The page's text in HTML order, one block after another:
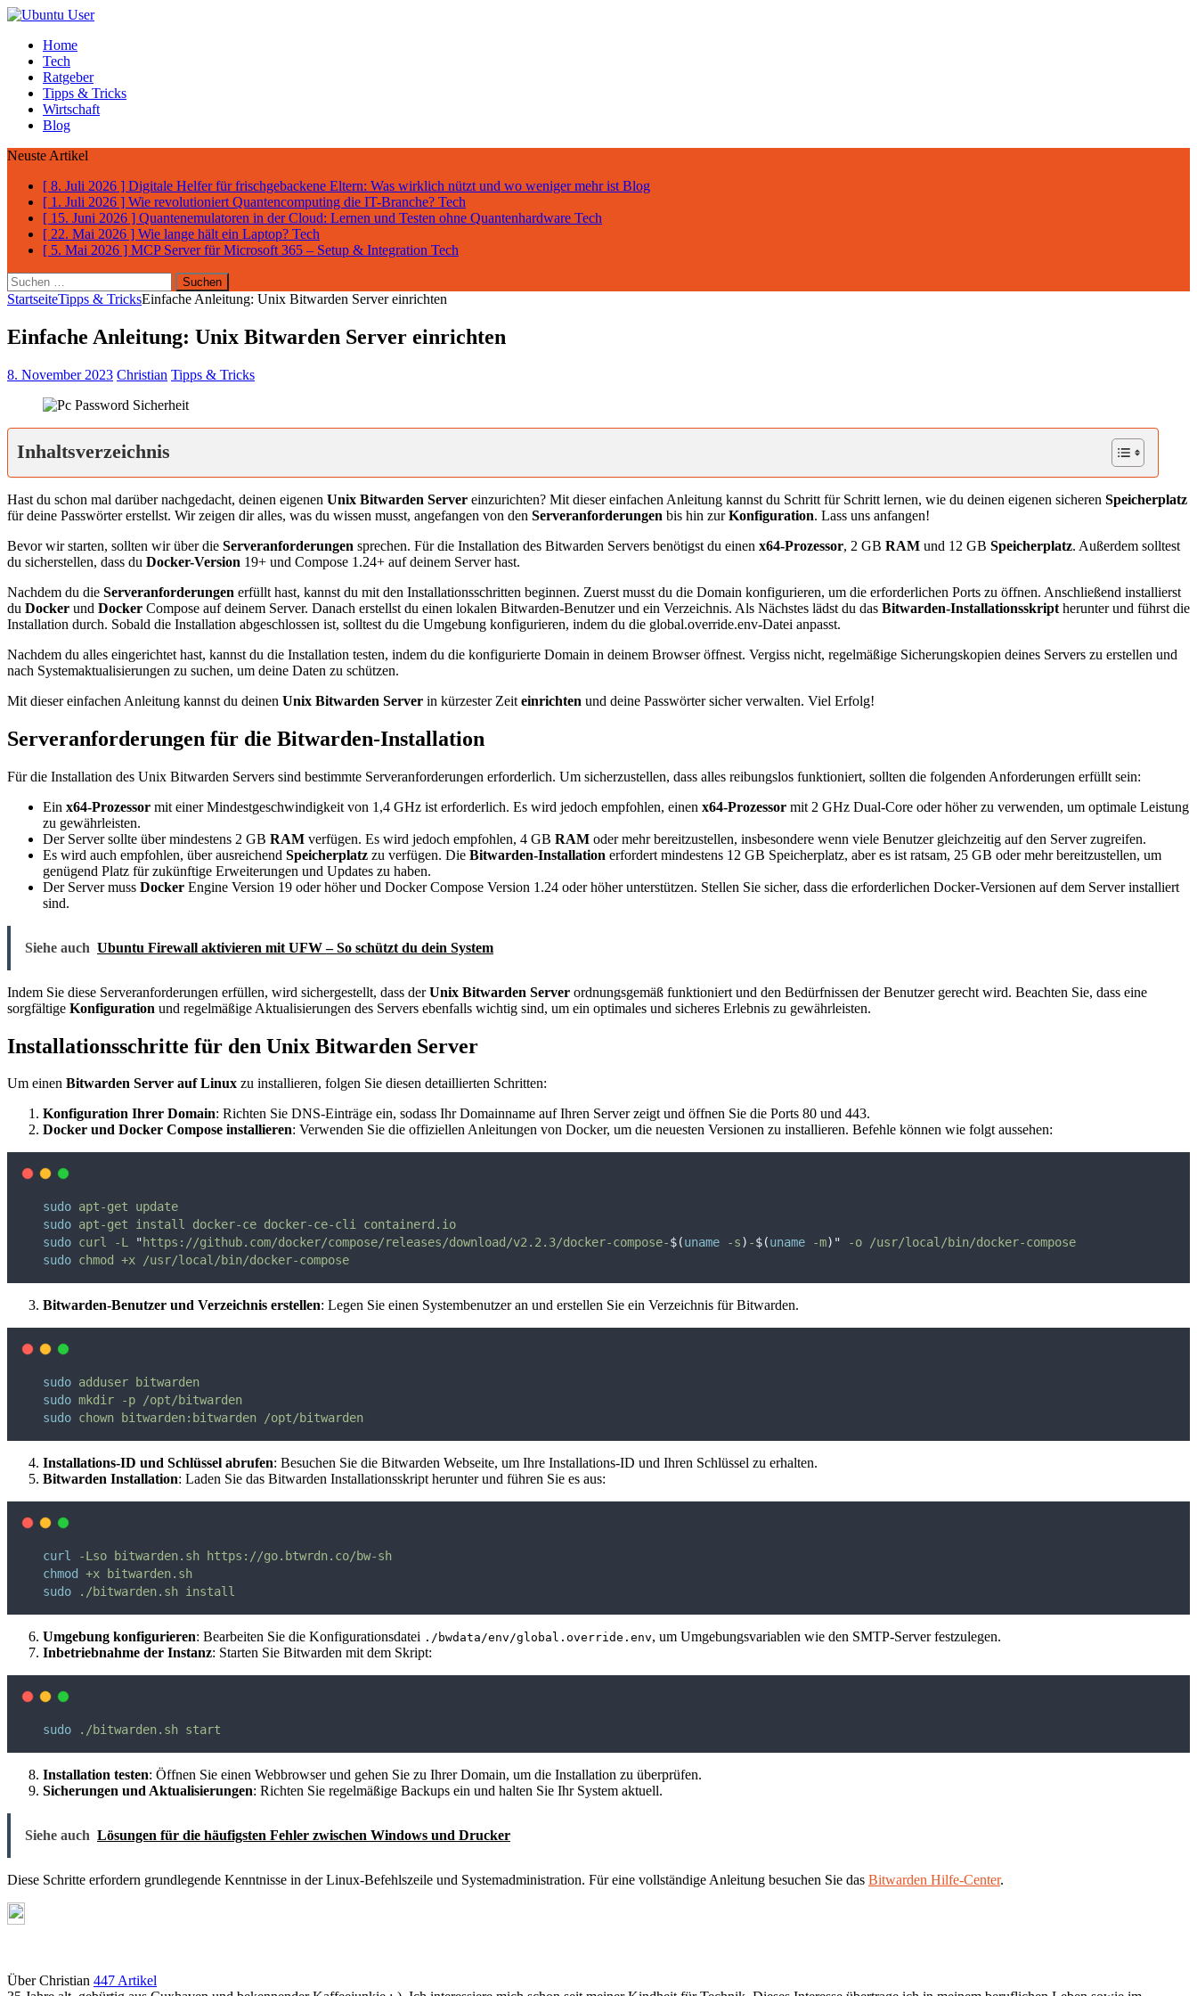
Home
Tech
Ratgeber
Tipps & Tricks
Wirtschaft
Blog
Neuste Artikel
[ 8. Juli 2026 ] Digitale Helfer für frischgebackene Eltern: Was wirklich nützt und wo weniger mehr ist Blog
[ 1. Juli 2026 ] Wie revolutioniert Quantencomputing die IT-Branche? Tech
[ 15. Juni 2026 ] Quantenemulatoren in der Cloud: Lernen und Testen ohne Quantenhardware Tech
[ 22. Mai 2026 ] Wie lange hält ein Laptop? Tech
[ 5. Mai 2026 ] MCP Server für Microsoft 365 – Setup & Integration Tech
Suchen
nach:
StartseiteTipps & TricksEinfache Anleitung: Unix Bitwarden Server einrichten
Einfache Anleitung: Unix Bitwarden Server einrichten
8. November 2023 Christian Tipps & Tricks
Inhaltsverzeichnis
Hast du schon mal darüber nachgedacht, deinen eigenen Unix Bitwarden Server einzurichten? Mit dieser einfachen Anleitung kannst du Schritt für Schritt lernen, wie du deinen eigenen sicheren Speicherplatz
für deine Passwörter erstellst. Wir zeigen dir alles, was du wissen musst, angefangen von den Serveranforderungen bis hin zurKonfiguration. Lass uns anfangen!
Bevor wir starten, sollten wir über die Serveranforderungen sprechen. Für die Installation des Bitwarden Servers benötigst du einen x64-Prozessor, 2 GB RAM und 12 GB Speicherplatz. Außerdem solltest
du sicherstellen, dass du Docker-Version 19+ und Compose 1.24+ auf deinem Server hast.
Nachdem du die Serveranforderungen erfüllt hast, kannst du mit den Installationsschritten beginnen. Zuerst musst du die Domain konfigurieren, um die erforderlichen Ports zu öffnen. Anschließend installierst
du Docker und Docker Compose auf deinem Server. Danach erstellst du einen lokalen Bitwarden-Benutzer und ein Verzeichnis. Als Nächstes lädst du das Bitwarden-Installationsskript herunter und führst die
Installation durch. Sobald die Installation abgeschlossen ist, solltest du die Umgebung konfigurieren, indem du die global.override.env-Datei anpasst.
Nachdem du alles eingerichtet hast, kannst du die Installation testen, indem du die konfigurierte Domain in deinem Browser öffnest. Vergiss nicht, regelmäßige Sicherungskopien deines Servers zu erstellen und
nach Systemaktualisierungen zu suchen, um deine Daten zu schützen.
Mit dieser einfachen Anleitung kannst du deinen Unix Bitwarden Server in kürzester Zeit einrichten und deine Passwörter sicher verwalten. Viel Erfolg!
Serveranforderungen für die Bitwarden-Installation
Für die Installation des Unix Bitwarden Servers sind bestimmte Serveranforderungen erforderlich. Um sicherzustellen, dass alles reibungslos funktioniert, sollten die folgenden Anforderungen erfüllt sein:
Ein x64-Prozessor mit einer Mindestgeschwindigkeit von 1,4 GHz ist erforderlich. Es wird jedoch empfohlen, einen x64-Prozessor mit 2 GHz Dual-Core oder höher zu verwenden, um optimale Leistung
zu gewährleisten.
Der Server sollte über mindestens 2 GB RAM verfügen. Es wird jedoch empfohlen, 4 GB RAM oder mehr bereitzustellen, insbesondere wenn viele Benutzer gleichzeitig auf den Server zugreifen.
Es wird auch empfohlen, über ausreichend Speicherplatz zu verfügen. Die Bitwarden-Installation erfordert mindestens 12 GB Speicherplatz, aber es ist ratsam, 25 GB oder mehr bereitzustellen, um
genügend Platz für zukünftige Erweiterungen und Updates zu haben.
Der Server muss Docker Engine Version 19 oder höher und Docker Compose Version 1.24 oder höher unterstützen. Stellen Sie sicher, dass die erforderlichen Docker-Versionen auf dem Server installiert
sind.
Siehe auch Ubuntu Firewall aktivieren mit UFW – So schützt du dein System
Indem Sie diese Serveranforderungen erfüllen, wird sichergestellt, dass derUnix Bitwarden Server ordnungsgemäß funktioniert und den Bedürfnissen der Benutzer gerecht wird. Beachten Sie, dass eine
sorgfältige Konfiguration und regelmäßige Aktualisierungen des Servers ebenfalls wichtig sind, um ein optimales und sicheres Erlebnis zu gewährleisten.
Installationsschritte für den Unix Bitwarden Server
Um einen Bitwarden Server auf Linux zu installieren, folgen Sie diesen detaillierten Schritten:
Konfiguration Ihrer Domain: Richten Sie DNS-Einträge ein, sodass Ihr Domainname auf Ihren Server zeigt und öffnen Sie die Ports 80 und 443.
Docker und Docker Compose installieren: Verwenden Sie die offiziellen Anleitungen von Docker, um die neuesten Versionen zu installieren. Befehle können wie folgt aussehen:
sudo apt-get
update
sudo apt-get install docker-ce docker-ce-cli containerd.io
sudo curl -L "https://github.com/docker/compose/releases/download/v2.2.3/docker-compose-$(uname -s) -$(uname -m)" -o /usr/local/bin/docker-compose
sudo chmod +x /usr/local/bin/docker-compose
Bitwarden-Benutzer und Verzeichnis erstellen: Legen Sie einen Systembenutzer an und erstellen Sie ein Verzeichnis für Bitwarden.
sudo adduser
bitwarden
sudo mkdir -p /opt/bitwarden
sudo chown bitwarden:bitwarden /opt/bitwarden
Installations-ID und Schlüssel abrufen: Besuchen Sie die Bitwarden Webseite, um Ihre Installations-ID und Ihren Schlüssel zu erhalten.
Bitwarden Installation: Laden Sie das Bitwarden Installationsskript herunter und führen Sie es aus:
curl -Lso bitwarden.sh
https://go.btwrdn.co/bw-sh
chmod
+x
bitwarden.sh
sudo
./bitwarden.sh install
Umgebung konfigurieren: Bearbeiten Sie die Konfigurationsdatei ./bwdata/env/global.override.env, um Umgebungsvariablen wie den SMTP-Server festzulegen.
Inbetriebnahme der Instanz: Starten Sie Bitwarden mit dem Skript:
sudo ./bitwarden.sh start
Installation testen: Öffnen Sie einen Webbrowser und gehen Sie zu Ihrer Domain, um die Installation zu überprüfen.
Sicherungen und Aktualisierungen: Richten Sie regelmäßige Backups ein und halten Sie Ihr System aktuell.
Siehe auch Lösungen für die häufigsten Fehler zwischen Windows und Drucker
Diese Schritte erfordern grundlegende Kenntnisse in der Linux-Befehlszeile und Systemadministration. Für eine vollständige Anleitung besuchen Sie das Bitwarden Hilfe-Center.
Über Christian 447 Artikel